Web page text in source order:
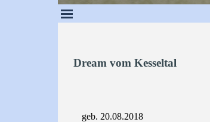
Dream vom Kesseltal
geb. 20.08.2018